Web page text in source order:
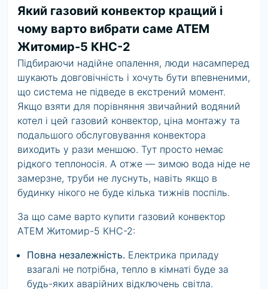
Який газовий конвектор кращий і
чому варто вибрати саме АТЕМ
Житомир-5 КНС-2
Підбираючи надійне опалення, люди насамперед
шукають довговічність і хочуть бути впевненими,
що система не підведе в екстрений момент.
Якщо взяти для порівняння звичайний водяний
котел і цей газовий конвектор, ціна монтажу та
подальшого обслуговування конвектора
виходить у рази меншою. Тут просто немає
рідкого теплоносія. А отже — зимою вода ніде не
замерзне, труби не луснуть, навіть якщо в
будинку нікого не буде кілька тижнів поспіль.
За що саме варто купити газовий конвектор
АТЕМ Житомир-5 КНС-2:
Повна незалежність. Електрика приладу
взагалі не потрібна, тепло в кімнаті буде за
будь-яких аварійних відключень світла.